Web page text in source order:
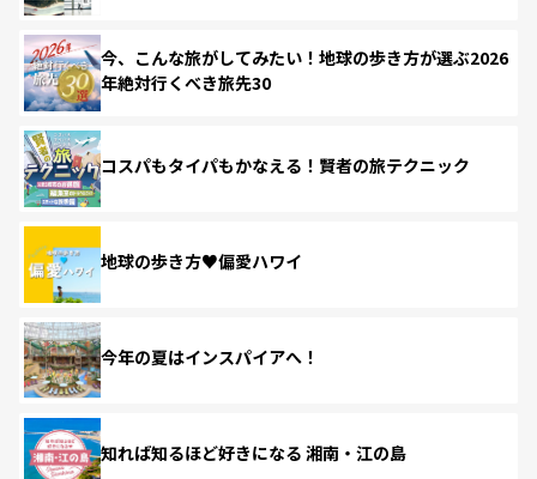
今、こんな旅がしてみたい！地球の歩き方が選ぶ2026
年絶対行くべき旅先30
コスパもタイパもかなえる！賢者の旅テクニック
地球の歩き方♥偏愛ハワイ
今年の夏はインスパイアへ！
知れば知るほど好きになる 湘南・江の島